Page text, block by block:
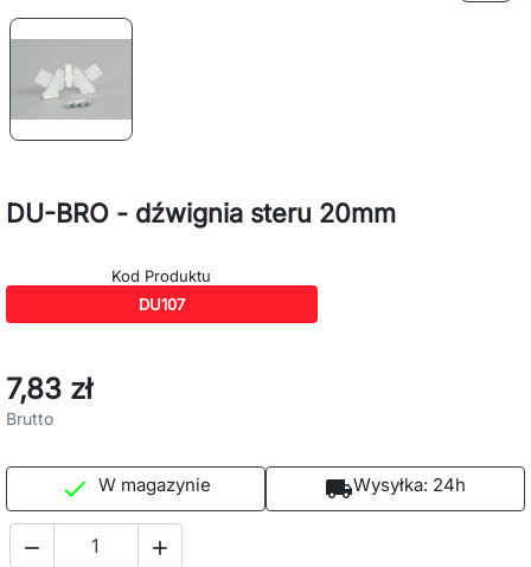
DU-BRO - dźwignia steru 20mm
Kod Produktu
DU107
7,83 zł
Brutto
 W magazynie local_shippingWysyłka: 24h
 